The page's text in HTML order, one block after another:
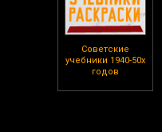
Советские
учебники 1940-50х
годов